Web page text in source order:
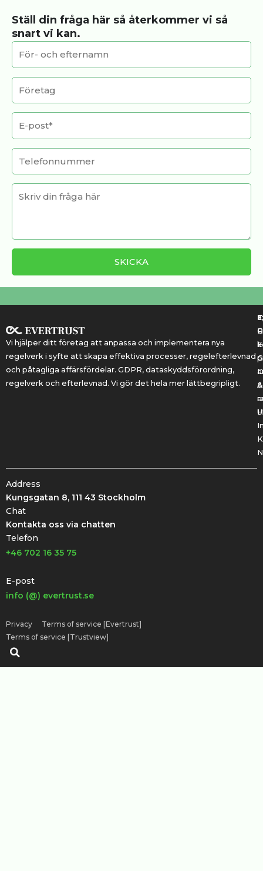
Ställ din fråga här så återkommer vi så
snart vi kan.
Vi hjälper ditt företag att anpassa och implementera nya
regelverk i syfte att skapa effektiva processer, regelefterlevnad
och påtagliga affärsfördelar. GDPR, dataskyddsförordning,
regelverk och efterlevnad. Vi gör det hela mer lättbegripligt.
&
Address
Kungsgatan 8, 111 43 Stockholm
Chat
Kontakta oss via chatten
Telefon
+46 702 16 35 75
E-post
info (@) evertrust.se
Privacy
Terms of service [Evertrust]
Terms of service [Trustview]
Sök